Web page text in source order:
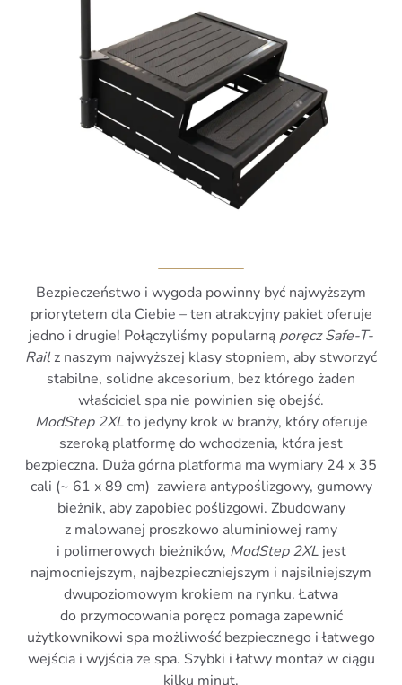
Bezpieczeństwo i wygoda powinny być najwyższym
priorytetem dla Ciebie – ten atrakcyjny pakiet oferuje
jedno i drugie! Połączyliśmy popularną poręcz Safe-T-
Railz naszym najwyższej klasy stopniem, aby stworzyć
stabilne, solidne akcesorium, bez którego żaden
właściciel spa nie powinien się obejść.
ModStep 2XLto jedyny krok w branży, który oferuje
szeroką platformę do wchodzenia, która jest
bezpieczna. Duża górna platforma ma wymiary 24 x 35
cali (~ 61 x 89 cm) zawiera antypoślizgowy, gumowy
bieżnik, aby zapobiec poślizgowi. Zbudowany
z malowanej proszkowo aluminiowej ramy
i polimerowych bieżników, ModStep 2XLjest
najmocniejszym, najbezpieczniejszym i najsilniejszym
dwupoziomowym krokiem na rynku. Łatwa
do przymocowania poręcz pomaga zapewnić
użytkownikowi spa możliwość bezpiecznego i łatwego
wejścia i wyjścia ze spa. Szybki i łatwy montaż w ciągu
kilku minut.